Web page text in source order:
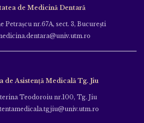
de Medicină Dentară
Petraşcu nr.67A, sect. 3, Bucureşti
de Asistență Medicală Tg. Jiu
Teodoroiu nr.100, Tg. Jiu